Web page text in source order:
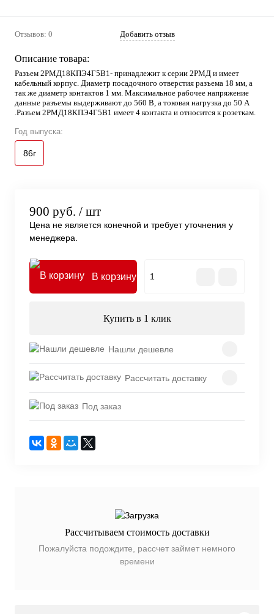
Отзывов: 0 Добавить отзыв
Описание товара:
Разъем 2РМД18КПЭ4Г5В1- принадлежит к серии 2РМД и имеет
кабельный корпус. Диаметр посадочного отверстия разъема 18 мм, а
так же диаметр контактов 1 мм. Максимальное рабочее напряжение
данные разъемы выдерживают до 560 В, а токовая нагрузка до 50 А
.Разъем 2РМД18КПЭ4Г5В1 имеет 4 контакта и относится к розеткам.
Год выпуска:
86г
900 руб. / шт
Цена не является конечной и требует уточнения у
менеджера.
В корзину
Купить в 1 клик
Нашли дешевле
Рассчитать доставку
Под заказ
Рассчитываем стоимость доставки
Пожалуйста подождите, рассчет займет немного
времени